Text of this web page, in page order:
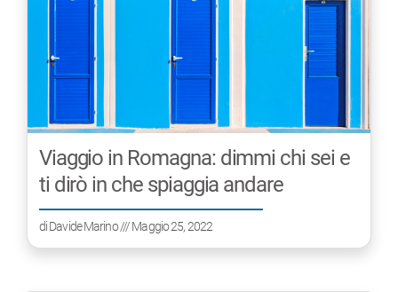
Viaggio in Romagna: dimmi chi sei e
ti dirò in che spiaggia andare
diDavide Marino/// Maggio 25, 2022